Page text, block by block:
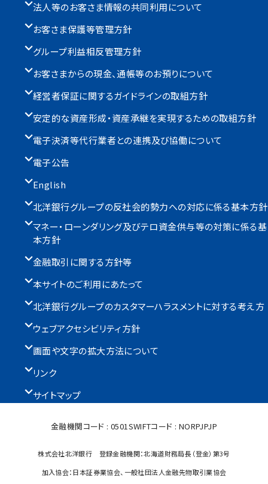
法人等のお客さま情報の共同利用について
お客さま保護等管理方針
グループ利益相反管理方針
お客さまからの現金、通帳等のお預りについて
経営者保証に関するガイドラインの取組方針
安定的な資産形成・資産承継を実現するための取組方針
電子決済等代行業者との連携及び協働について
電子公告
English
北洋銀行グループの反社会的勢力への対応に係る基本方針
マネー・ローンダリング及びテロ資金供与等の対策に係る基
本方針
金融取引に関する方針等
本サイトのご利用にあたって
北洋銀行グループのカスタマーハラスメントに対する考え方
ウェブアクセシビリティ方針
画面や文字の拡大方法について
リンク
サイトマップ
金融機関コード : 0501SWIFTコード : NORPJPJP
株式会社北洋銀行 登録金融機関：北海道財務局長（登金）第3号
加入協会：日本証券業協会、一般社団法人金融先物取引業協会